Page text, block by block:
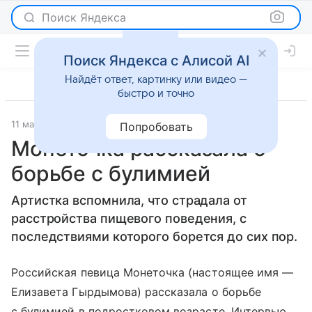
Поиск Яндекса
11 марта 2022 Светская жизнь
Монеточка рассказала о
борьбе с булимией
Артистка вспомнила, что страдала от
расстройства пищевого поведения, с
последствиями которого борется до сих пор.
Российская певица Монеточка (настоящее имя —
Елизавета Гырдымова) рассказала о борьбе
Поиск Яндекса с Алисой AI
Найдёт ответ, картинку или видео —
быстро и точно
Попробовать